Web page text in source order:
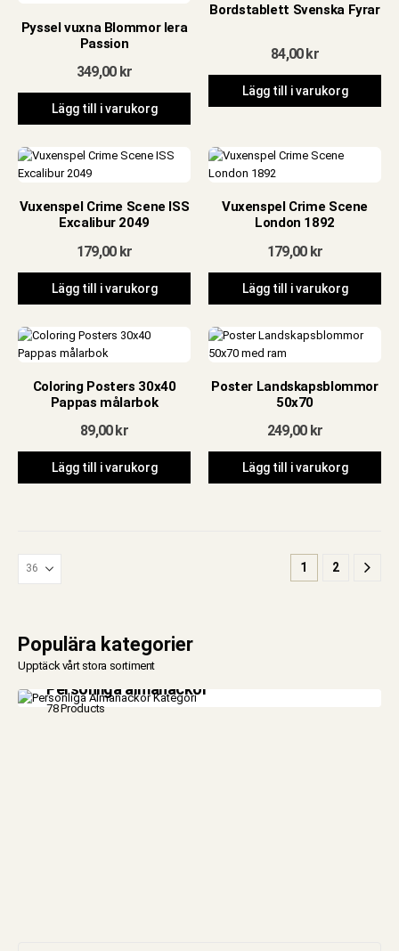
Pyssel vuxna Blommor lera
Passion
349,00 kr
Lägg till i varukorg
Bordstablett Svenska Fyrar
84,00kr
Lägg till i varukorg
Vuxenspel Crime Scene ISS
Excalibur 2049
179,00 kr
Lägg till i varukorg
Vuxenspel Crime Scene
London 1892
179,00 kr
Lägg till i varukorg
Coloring Posters 30x40
Pappas målarbok
89,00kr
Lägg till i varukorg
Poster Landskapsblommor
50x70
249,00 kr
Lägg till i varukorg
1 2
Populära kategorier
Upptäck vårt stora sortiment
Personliga almanackor
78 Products